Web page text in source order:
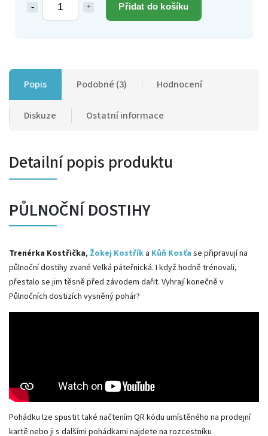
Přidat do košíku
Popis Podobné (3) Hodnocení
Diskuze Ostatní informace
Detailní popis produktu
PŮLNOČNÍ DOSTIHY
Trenérka Kostřička, Žokej Kostřík a Kůň Kosťa se připravují na
půlnoční dostihy zvané Velká páteřnická. I když hodně trénovali,
přestalo se jim těsně před závodem dařit. Vyhrají konečně v
Půlnočních dostizích vysněný pohár?
Pohádku lze spustit také načtením QR kódu umístěného na prodejní
kartě nebo ji s dalšími pohádkami najdete na rozcestníku